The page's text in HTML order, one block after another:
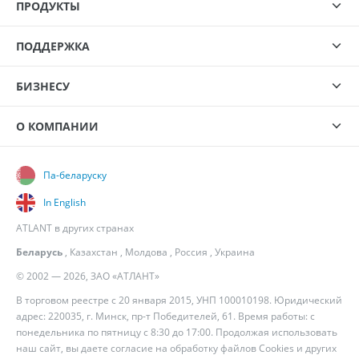
ПРОДУКТЫ
ПОДДЕРЖКА
БИЗНЕСУ
О КОМПАНИИ
© 2002 — 2026, ЗАО «АТЛАНТ»
В торговом реестре с 20 января 2015, УНП 100010198. Юридический
адрес: 220035, г. Минск, пр-т Победителей, 61. Время работы: с
понедельника по пятницу с 8:30 до 17:00. Продолжая использовать
наш сайт, вы даете согласие на обработку файлов Cookies и других
Па-беларуску
In English
ATLANT в других странах
Беларусь , Казахстан , Молдова , Россия , Украина